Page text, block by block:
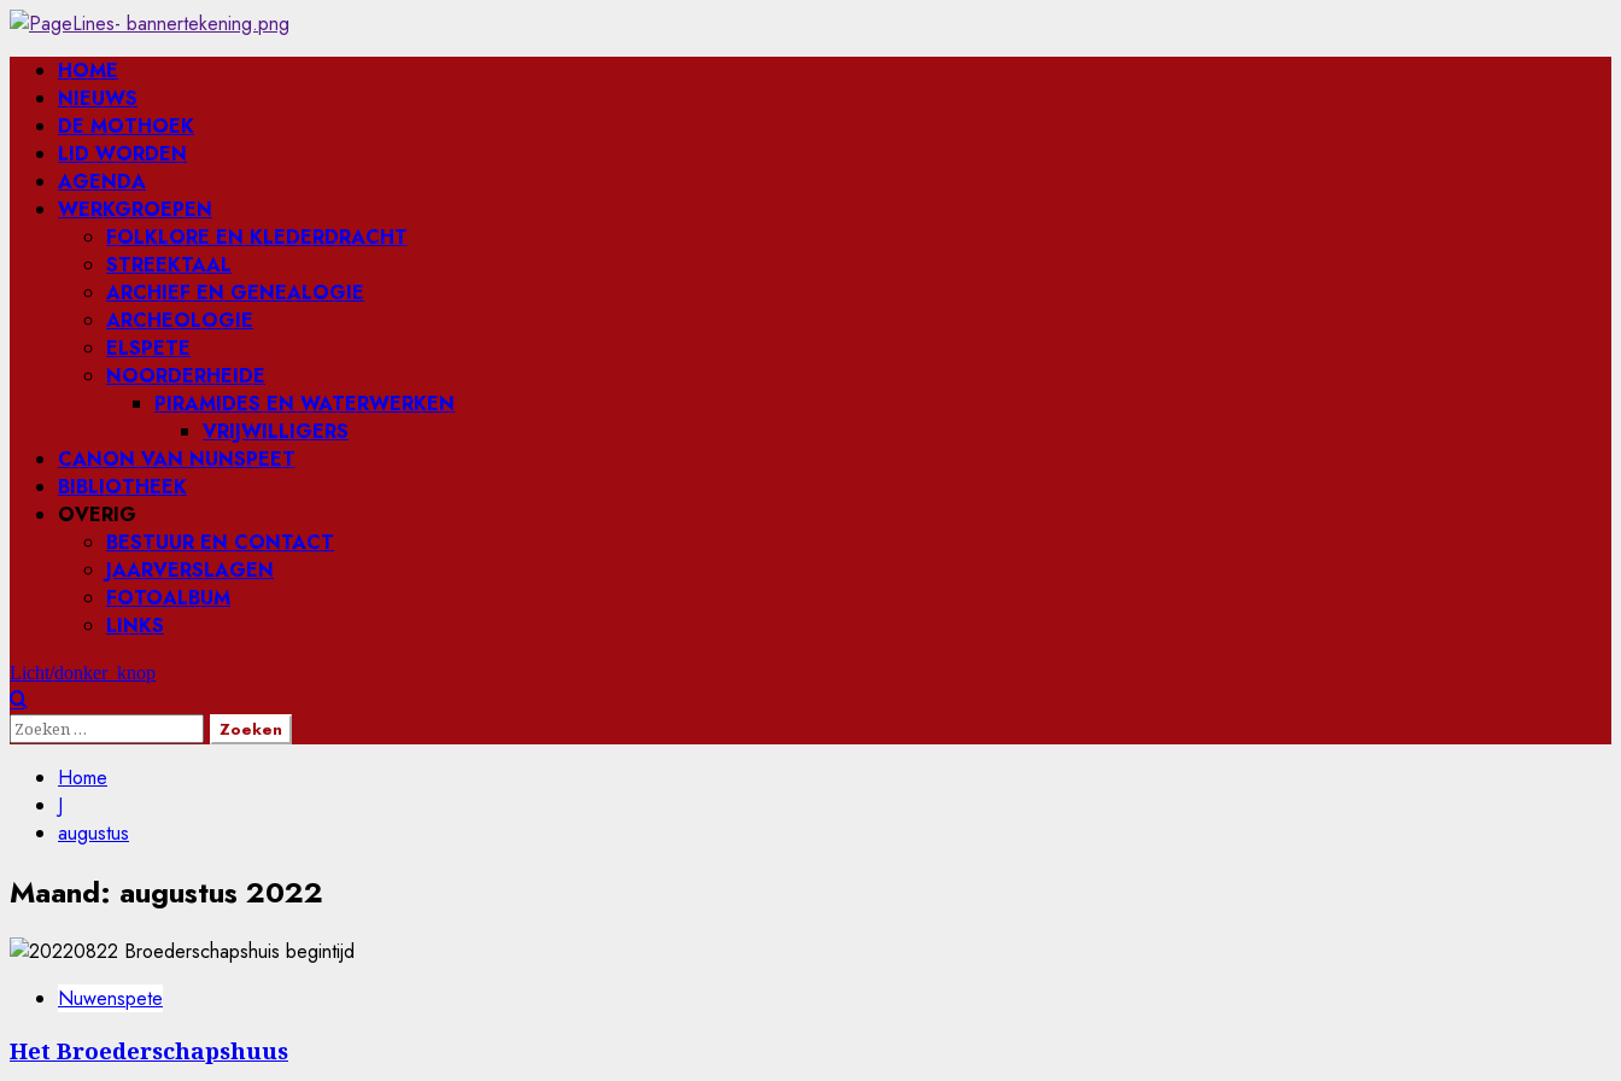
Ga
naar
inhoud
Primair
menu
HOME
NIEUWS
DE MOTHOEK
LID WORDEN
AGENDA
WERKGROEPEN
FOLKLORE EN KLEDERDRACHT
STREEKTAAL
ARCHIEF EN GENEALOGIE
ARCHEOLOGIE
ELSPETE
NOORDERHEIDE
PIRAMIDES EN WATERWERKEN
VRIJWILLIGERS
CANON VAN NUNSPEET
BIBLIOTHEEK
OVERIG
BESTUUR EN CONTACT
JAARVERSLAGEN
FOTOALBUM
LINKS
Licht/donker knop
Zoeken
Home
J
augustus
Maand: augustus 2022
Nuwenspete
Het Broederschapshuus